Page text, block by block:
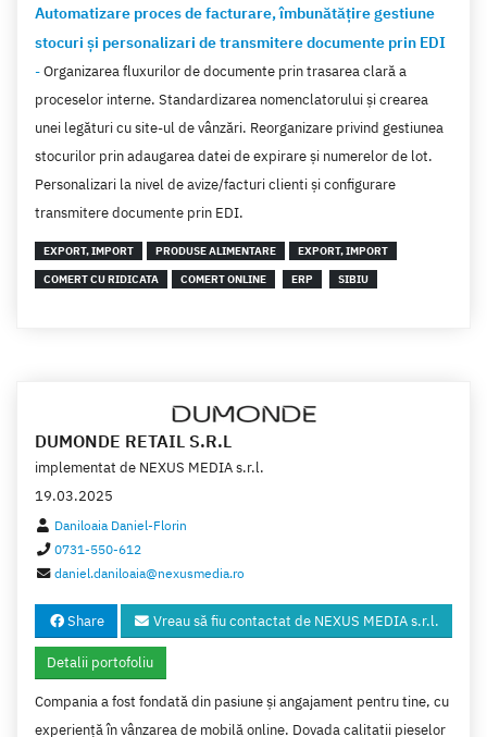
Automatizare proces de facturare, îmbunătățire gestiune
stocuri și personalizari de transmitere documente prin EDI
-Organizarea fluxurilor de documente prin trasarea clară a
proceselor interne. Standardizarea nomenclatorului și crearea
unei legături cu site-ul de vânzări. Reorganizare privind gestiunea
stocurilor prin adaugarea datei de expirare și numerelor de lot.
Personalizari la nivel de avize/facturi clienti și configurare
transmitere documente prin EDI.
EXPORT, IMPORT PRODUSE ALIMENTARE
EXPORT, IMPORT
COMERT CU RIDICATA
COMERT ONLINE ERP SIBIU
DUMONDE RETAIL S.R.L
implementat de NEXUS MEDIA s.r.l.
19.03.2025
Daniloaia Daniel-Florin
0731-550-612
daniel.daniloaia@nexusmedia.ro
Share Vreau să fiu contactat de NEXUS MEDIA s.r.l.
Detalii portofoliu
Compania a fost fondată din pasiune și angajament pentru tine, cu
experiență în vânzarea de mobilă online. Dovada calitatii pieselor